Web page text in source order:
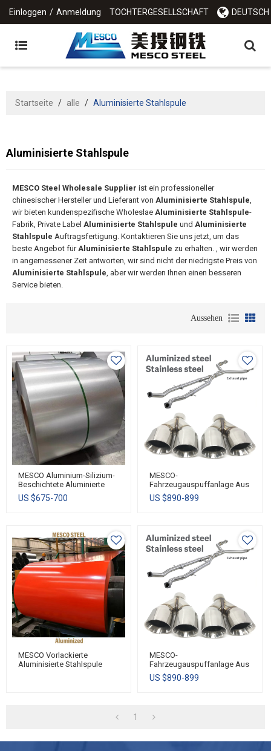
Einloggen / Anmeldung TOCHTERGESELLSCHAFT DEUTSCH
Startseite / alle / Aluminisierte Stahlspule
Aluminisierte Stahlspule
MESCO Steel Wholesale Supplier ist ein professioneller
chinesischer Hersteller und Lieferant von Aluminisierte Stahlspule,
wir bieten kundenspezifische Wholeslae Aluminisierte Stahlspule-
Fabrik, Private Label Aluminisierte Stahlspule und Aluminisierte
Stahlspule Auftragsfertigung. Kontaktieren Sie uns jetzt, um das
beste Angebot fürAluminisierte Stahlspule zu erhalten. , wir werden
in angemessener Zeit antworten, wir sind nicht der niedrigste Preis von
Aluminisierte Stahlspule, aber wir werden Ihnen einen besseren
Service bieten.
Aussehen
MESCO Aluminium-Silizium-
Beschichtete Aluminierte
Stahlspule/-Blech
US $675-700
MESCO-
Fahrzeugauspuffanlage Aus
Aluminiertem Stahl/Edelstahl
US $890-899
MESCO Vorlackierte
Aluminisierte Stahlspule
MESCO-
Fahrzeugauspuffanlage Aus
Aluminiertem Stahl/Edelstahl
US $890-899
1